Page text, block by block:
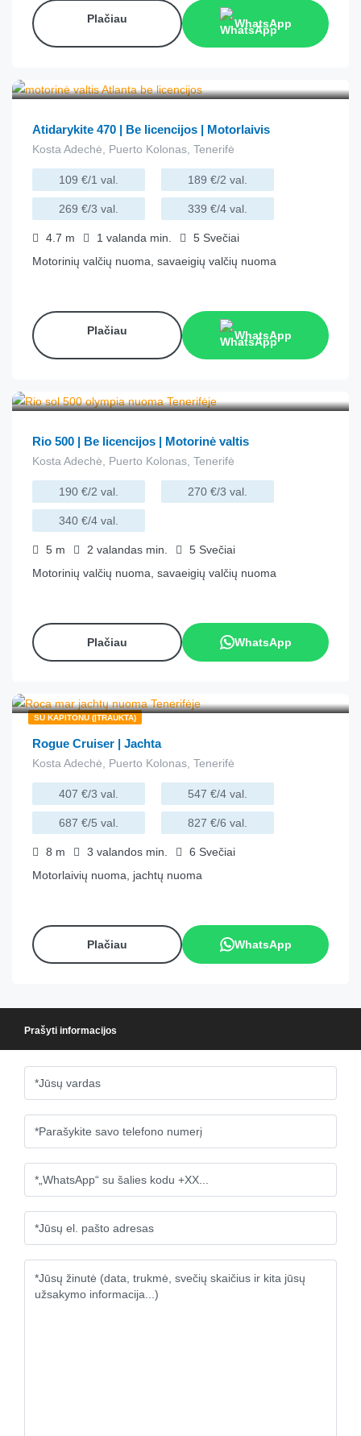
Plačiau WhatsApp
Atidarykite 470 | Be licencijos | Motorlaivis
Kosta Adechė, Puerto Kolonas, Tenerifė
109 €/1 val. 189 €/2 val.
269 €/3 val. 339 €/4 val.
4.7 m 1 valanda min. 5 Svečiai
Motorinių valčių nuoma, savaeigių valčių nuoma
Plačiau WhatsApp
Rio 500 | Be licencijos | Motorinė valtis
Kosta Adechė, Puerto Kolonas, Tenerifė
190 €/2 val. 270 €/3 val.
340 €/4 val.
5 m 2 valandas min. 5 Svečiai
Motorinių valčių nuoma, savaeigių valčių nuoma
Plačiau WhatsApp
SU KAPITONU (ĮTRAUKTA)
Rogue Cruiser | Jachta
Kosta Adechė, Puerto Kolonas, Tenerifė
407 €/3 val. 547 €/4 val.
687 €/5 val. 827 €/6 val.
8 m 3 valandos min. 6 Svečiai
Motorlaivių nuoma, jachtų nuoma
Plačiau WhatsApp
Prašyti informacijos